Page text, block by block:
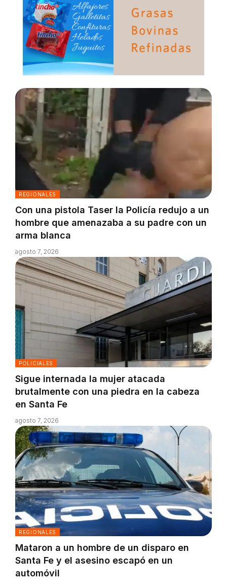
REGIONALES
Con una pistola Taser la Policía redujo a un
hombre que amenazaba a su padre con un
arma blanca
agosto 7, 2026
POLICIALES
Sigue internada la mujer atacada
brutalmente con una piedra en la cabeza
en Santa Fe
agosto 7, 2026
REGIONALES
Mataron a un hombre de un disparo en
Santa Fe y el asesino escapó en un
automóvil